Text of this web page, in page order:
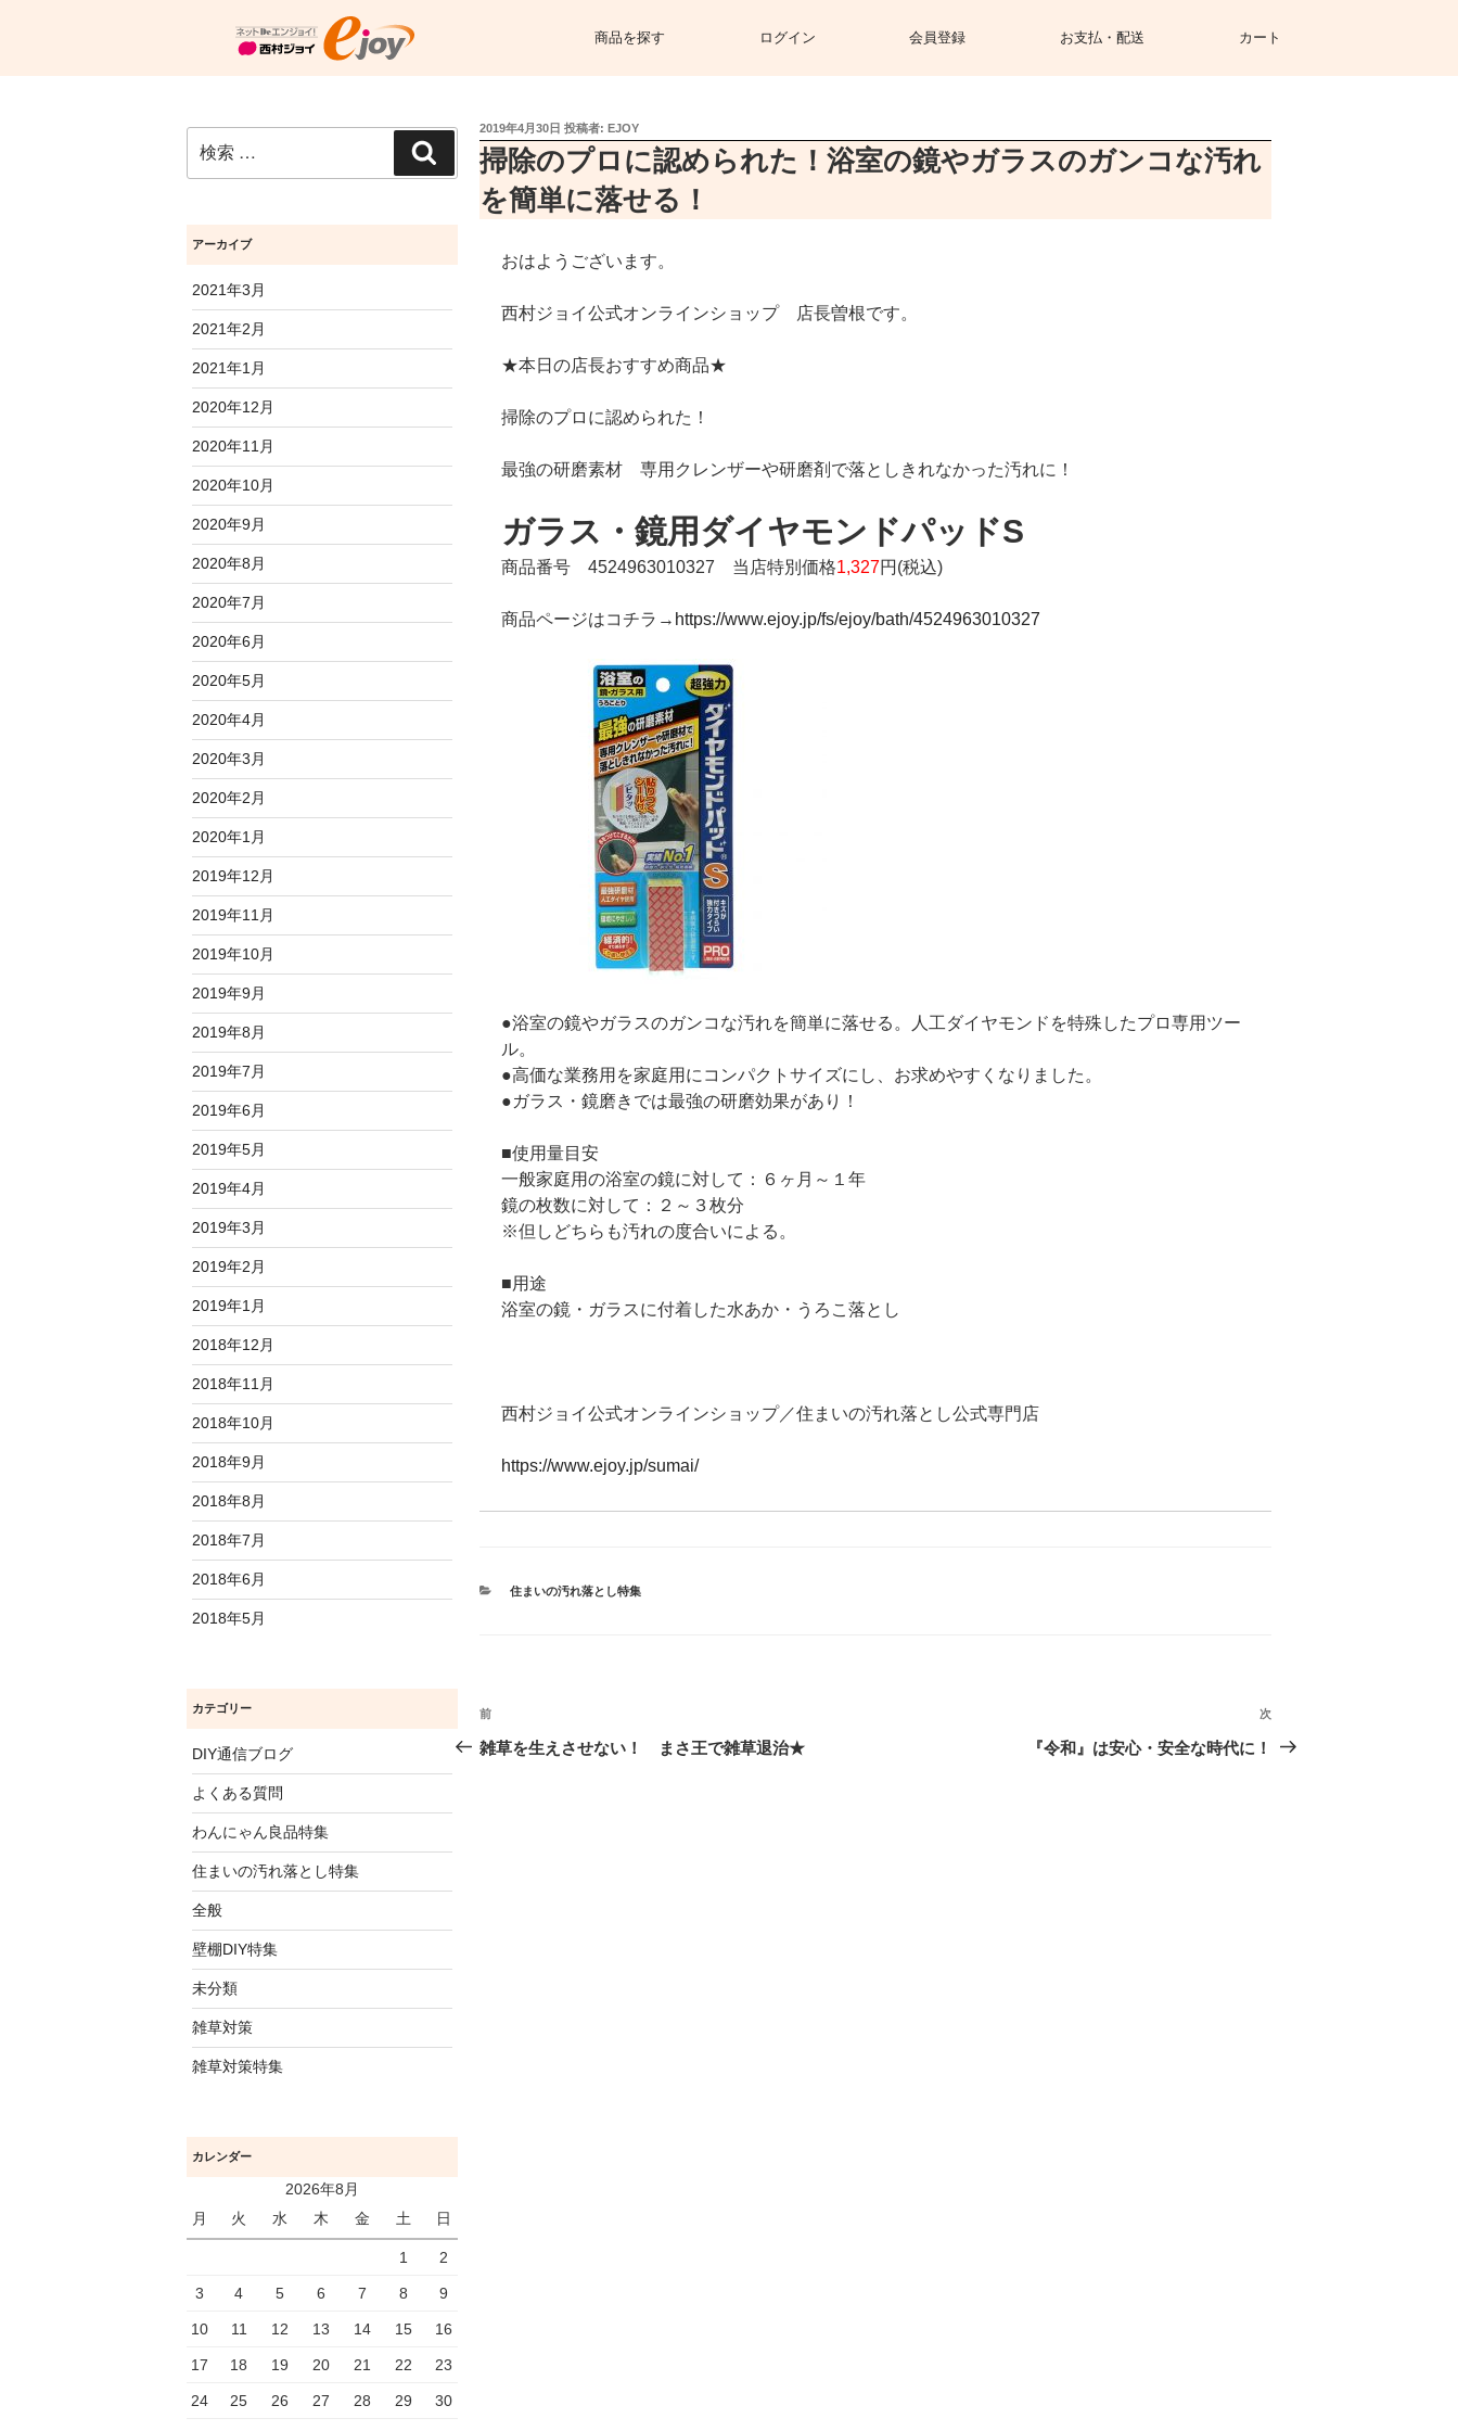
商品を探す ログイン 会員登録 お支払・配送 カート
投
稿
日:
2019年4月30日 投稿者: EJOY
掃除のプロに認められた！浴室の鏡やガラスのガンコな汚れ
を簡単に落せる！
おはようございます。
西村ジョイ公式オンラインショップ 店長曽根です。
★本日の店長おすすめ商品★
掃除のプロに認められた！
最強の研磨素材 専用クレンザーや研磨剤で落としきれなかった汚れに！
ガラス・鏡用ダイヤモンドパッドS
商品番号 4524963010327 当店特別価格1,327円 (税込)
商品ページはコチラ→ https://www.ejoy.jp/fs/ejoy/bath/4524963010327
●浴室の鏡やガラスのガンコな汚れを簡単に落せる。人工ダイヤモンドを特殊したプロ専用ツー
ル。
●高価な業務用を家庭用にコンパクトサイズにし、お求めやすくなりました。
●ガラス・鏡磨きでは最強の研磨効果があり！
■使用量目安
一般家庭用の浴室の鏡に対して：６ヶ月～１年
鏡の枚数に対して：２～３枚分
※但しどちらも汚れの度合いによる。
■用途
浴室の鏡・ガラスに付着した水あか・うろこ落とし
西村ジョイ公式オンラインショップ／住まいの汚れ落とし公式専門店
https://www.ejoy.jp/sumai/
カ
住まいの汚れ落とし特集
投
稿
過
去
前
雑草を生えさせない！ まさ王で雑草退治★
次
の
次
『令和』は安心・安全な時代に！
索:
索
アーカイブ
2021年3月
2021年2月
2021年1月
2020年12月
2020年11月
2020年10月
2020年9月
2020年8月
2020年7月
2020年6月
2020年5月
2020年4月
2020年3月
2020年2月
2020年1月
2019年12月
2019年11月
2019年10月
2019年9月
2019年8月
2019年7月
2019年6月
2019年5月
2019年4月
2019年3月
2019年2月
2019年1月
2018年12月
2018年11月
2018年10月
2018年9月
2018年8月
2018年7月
2018年6月
2018年5月
カテゴリー
DIY通信ブログ
よくある質問
わんにゃん良品特集
住まいの汚れ落とし特集
全般
壁棚DIY特集
未分類
雑草対策
雑草対策特集
カレンダー
2026年8月
月
火 水 木 金 土 日
1 2
3 4 5 6 7 8 9
10 11 12 13 14 15 16
17 18 19 20 21 22 23
24 25 26 27 28 29 30